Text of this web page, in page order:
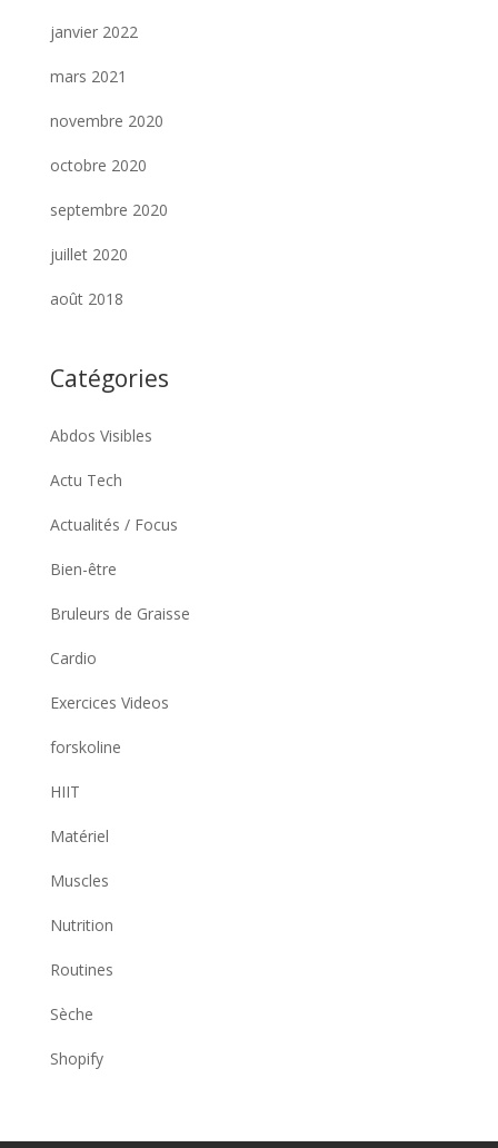
janvier 2022
mars 2021
novembre 2020
octobre 2020
septembre 2020
juillet 2020
août 2018
Catégories
Abdos Visibles
Actu Tech
Actualités / Focus
Bien-être
Bruleurs de Graisse
Cardio
Exercices Videos
forskoline
HIIT
Matériel
Muscles
Nutrition
Routines
Sèche
Shopify